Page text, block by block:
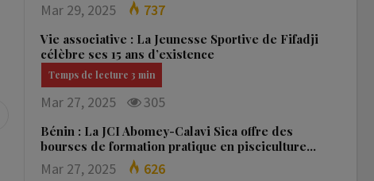
Mar 29, 2025 737
Vie associative : La Jeunesse Sportive de Fifadji
célèbre ses 15 ans d’existence
Mar 27, 2025 305
Bénin : La JCI Abomey-Calavi Sica offre des
bourses de formation pratique en pisciculture…
Mar 27, 2025 626